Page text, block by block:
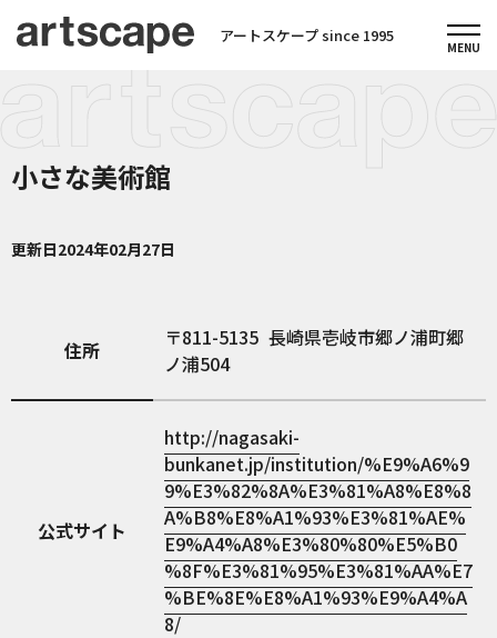
アートスケープ since 1995
小さな美術館
更新日2024年02月27日
住所 811-5135 長崎県壱岐市郷ノ浦町郷
ノ浦504
公式サイト
http://nagasaki-
bunkanet.jp/institution/%E9%A6%9
9%E3%82%8A%E3%81%A8%E8%8
A%B8%E8%A1%93%E3%81%AE%
E9%A4%A8%E3%80%80%E5%B0
%8F%E3%81%95%E3%81%AA%E7
%BE%8E%E8%A1%93%E9%A4%A
8/